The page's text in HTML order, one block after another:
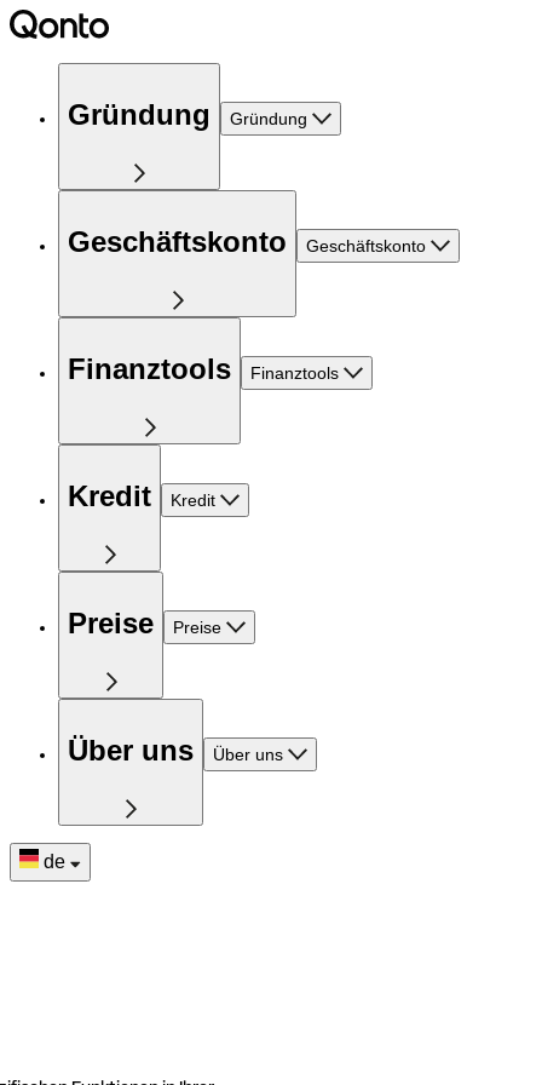
Gründung Gründung
Geschäftskonto Geschäftskonto
Finanztools Finanztools
Kredit Kredit
Preise Preise
Über uns Über uns
de